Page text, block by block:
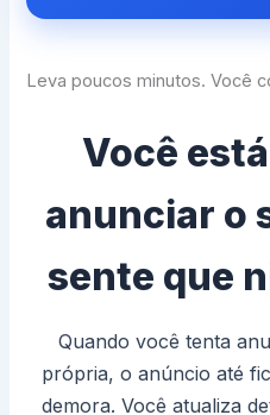
Leva poucos minutos. Você
Você
anunciar o
sente que
Quando você tenta
própria, o anúncio até
demora. Você atualiza